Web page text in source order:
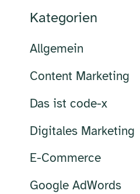
Kategorien
Allgemein
Content Marketing
Das ist code-x
Digitales Marketing
E-Commerce
Google AdWords